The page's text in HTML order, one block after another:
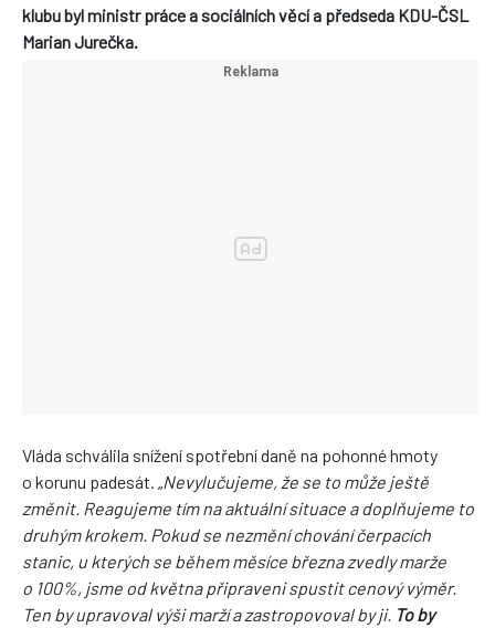
klubu byl ministr práce a sociálních věcí a předseda KDU-ČSL
Marian Jurečka.
Vláda schválila snížení spotřební daně na pohonné hmoty
o korunu padesát. „
Nevylučujeme, že se to může ještě
změnit. Reagujeme tím na aktuální situace a doplňujeme to
druhým krokem. Pokud se nezmění chování čerpacích
stanic, u kterých se během měsíce března zvedly marže
o 100%, jsme od května připraveni spustit cenový výměr.
Ten by upravoval výši marží a zastropovoval by ji. To by